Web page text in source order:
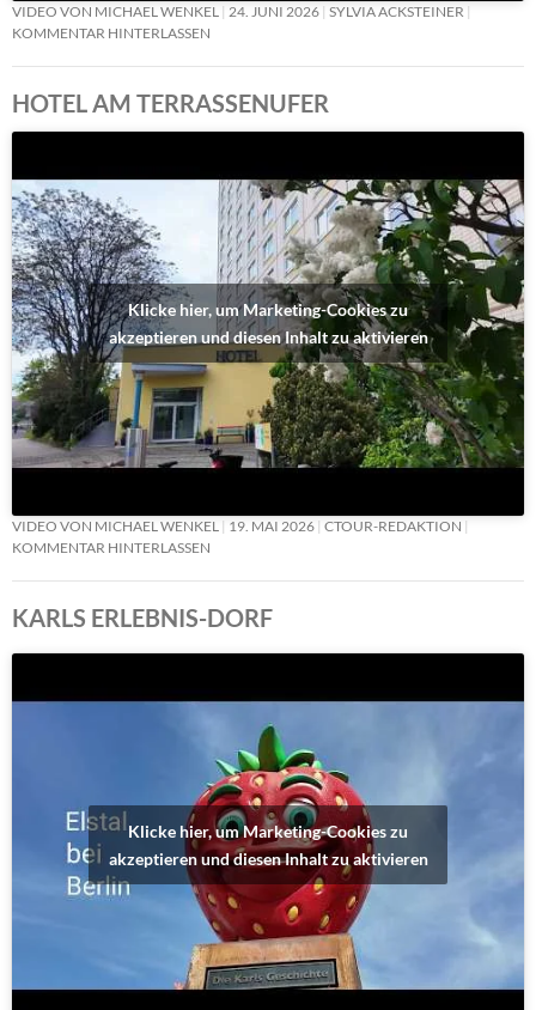
VIDEO VON MICHAEL WENKEL 24. JUNI 2026 SYLVIA ACKSTEINER
KOMMENTAR HINTERLASSEN
HOTEL AM TERRASSENUFER
Klicke hier, um Marketing-Cookies zu
akzeptieren und diesen Inhalt zu aktivieren
VIDEO VON MICHAEL WENKEL 19. MAI 2026 CTOUR-REDAKTION
KOMMENTAR HINTERLASSEN
KARLS ERLEBNIS-DORF
Klicke hier, um Marketing-Cookies zu
akzeptieren und diesen Inhalt zu aktivieren